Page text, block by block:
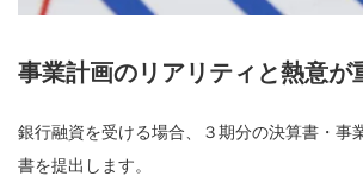
事業計画のリアリティと熱意が
銀行融資を受ける場合、３期分の決算書・事
書を提出します。